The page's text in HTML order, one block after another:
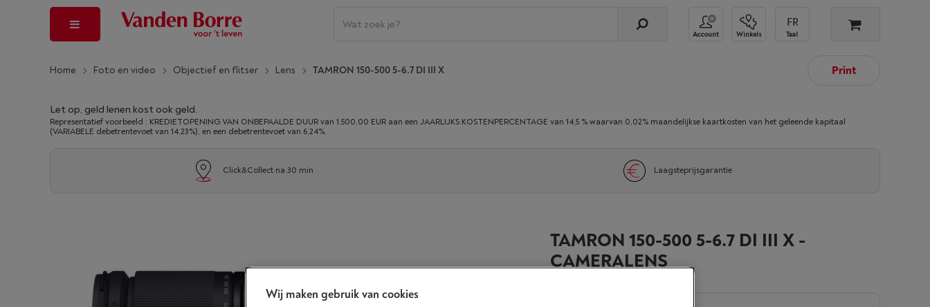
Account Winkels Taal
Home Foto en video Objectief en flitser Lens TAMRON 150-500 5-6.7 DI III X Print
Let op, geld lenen kost ook geld.
Representatief voorbeeld : KREDIETOPENING VAN ONBEPAALDE DUUR van 1.500,00 EUR aan een JAARLIJKS KOSTENPERCENTAGE van 14,5 % waarvan 0,02% maandelijkse kaartkosten van het geleende kapitaal
(VARIABELE debetrentevoet van 14,23%), en een debetrentevoet van 6,24%.
Click&Collect na 30 min Laagsteprijsgarantie
TAMRON 150-500 5-6.7 DI III X -
CAMERALENS
Wij maken gebruik van cookies